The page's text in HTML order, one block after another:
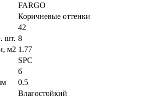
FARGO
Коричневые оттенки
42
шт. 8
м2 1.77
SPC
6
0.5
Влагостойкий